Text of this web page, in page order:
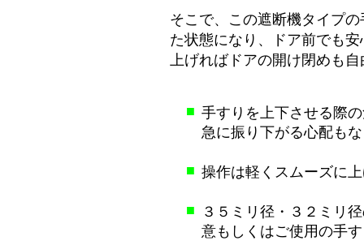
そこで、この遮断機タイプ
た状態になり、ドア前でも
上げればドアの開け閉めも
■ 手すりを上下させる際
急に振り下がる心配も
■ 操作は軽くスムーズに
■
３５ミリ径・３２ミリ
意もしくはご使用の手